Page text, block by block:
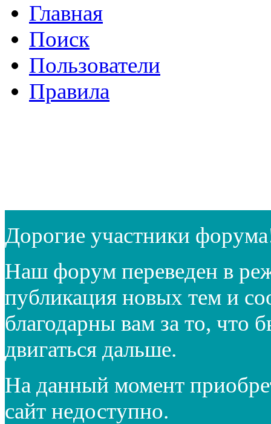
Главная
Поиск
Пользователи
Правила
Дорогие участники
Наш форум переведен в
публикация новых тем и
благодарны вам за то, что
двигаться дальше.
На данный момент
сайт недоступно.